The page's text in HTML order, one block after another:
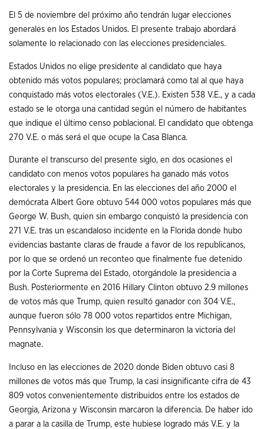
El 5 de noviembre del próximo año tendrán lugar elecciones
generales en los Estados Unidos. El presente trabajo abordará
solamente lo relacionado con las elecciones presidenciales.
Estados Unidos no elige presidente al candidato que haya
obtenido más votos populares; proclamará como tal al que haya
conquistado más votos electorales (V.E.). Existen 538 V.E., y a cada
estado se le otorga una cantidad según el número de habitantes
que indique el último censo poblacional. El candidato que obtenga
270 V.E. o más será el que ocupe la Casa Blanca.
Durante el transcurso del presente siglo, en dos ocasiones el
candidato con menos votos populares ha ganado más votos
electorales y la presidencia. En las elecciones del año 2000 el
demócrata Albert Gore obtuvo 544 000 votos populares más que
George W. Bush, quien sin embargo conquistó la presidencia con
271 V.E. tras un escandaloso incidente en la Florida donde hubo
evidencias bastante claras de fraude a favor de los republicanos,
por lo que se ordenó un reconteo que finalmente fue detenido
por la Corte Suprema del Estado, otorgándole la presidencia a
Bush. Posteriormente en 2016 Hillary Clinton obtuvo 2.9 millones
de votos más que Trump, quien resultó ganador con 304 V.E.,
aunque fueron sólo 78 000 votos repartidos entre Michigan,
Pennsylvania y Wisconsin los que determinaron la victoria del
magnate.
Incluso en las elecciones de 2020 donde Biden obtuvo casi 8
millones de votos más que Trump, la casi insignificante cifra de 43
809 votos convenientemente distribuidos entre los estados de
Georgia, Arizona y Wisconsin marcaron la diferencia. De haber ido
a parar a la casilla de Trump, este hubiese logrado más V.E. y la